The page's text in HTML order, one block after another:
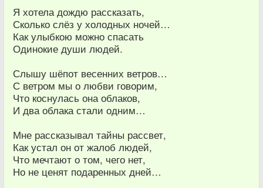
Я хотела дождю рассказать,
Сколько слёз у холодных ночей…
Как улыбкою можно спасать
Одинокие души людей.
Слышу шёпот весенних ветров…
С ветром мы о любви говорим,
Что коснулась она облаков,
И два облака стали одним…
Мне рассказывал тайны рассвет,
Как устал он от жалоб людей,
Что мечтают о том, чего нет,
Но не ценят подаренных дней…